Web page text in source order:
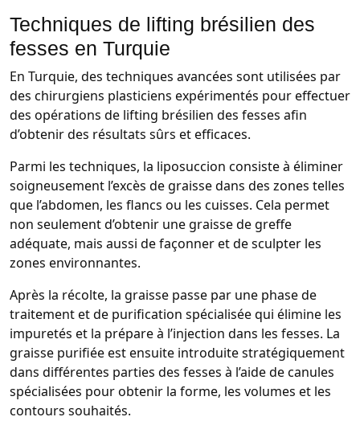
Techniques de lifting brésilien des
fesses en Turquie
En Turquie, des techniques avancées sont utilisées par
des chirurgiens plasticiens expérimentés pour effectuer
des opérations de lifting brésilien des fesses afin
d’obtenir des résultats sûrs et efficaces.
Parmi les techniques, la liposuccion consiste à éliminer
soigneusement l’excès de graisse dans des zones telles
que l’abdomen, les flancs ou les cuisses. Cela permet
non seulement d’obtenir une graisse de greffe
adéquate, mais aussi de façonner et de sculpter les
zones environnantes.
Après la récolte, la graisse passe par une phase de
traitement et de purification spécialisée qui élimine les
impuretés et la prépare à l’injection dans les fesses. La
graisse purifiée est ensuite introduite stratégiquement
dans différentes parties des fesses à l’aide de canules
spécialisées pour obtenir la forme, les volumes et les
contours souhaités.